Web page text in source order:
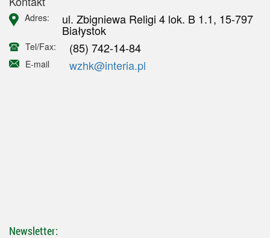
Adres: ul. Zbigniewa Religi 4 lok. B 1.1, 15-797
Białystok
Tel/Fax: (85) 742-14-84
E-mail wzhk@interia.pl
Newsletter: